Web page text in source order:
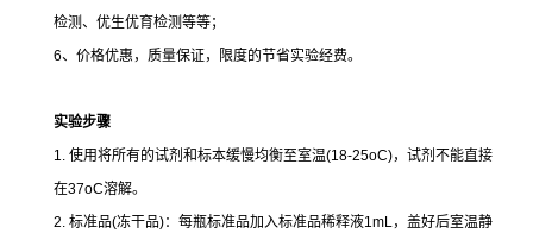
检测、优生优育检测等等；
6、价格优惠，质量保证，限度的节省实验经费。
实验步骤
1. 使用将所有的试剂和标本缓慢均衡至室温(18-25oC)，试剂不能直接
在37oC溶解。
2. 标准品(冻干品)：每瓶标准品加入标准品稀释液1mL，盖好后室温静